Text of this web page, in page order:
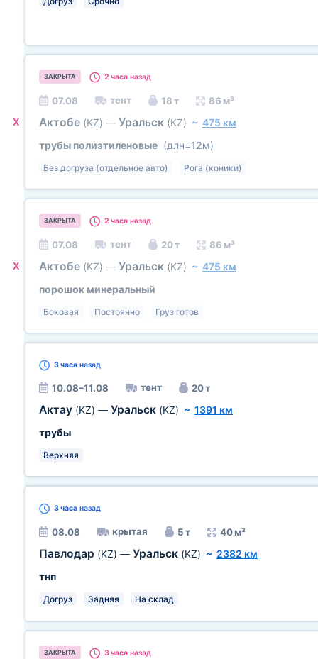
X
ЗАКРЫТА 2 часа назад
07.08 тент 18 т 86 м³
Актобе (KZ) — Уральск (KZ) ~ 475 км
трубы полиэтиленовые (длн=12м)
Без догруза (отдельное авто) Рога (коники)
X
ЗАКРЫТА 2 часа назад
07.08 тент 20 т 86 м³
Актобе (KZ) — Уральск (KZ) ~ 475 км
порошок минеральный
Боковая Постоянно Груз готов
3 часа назад
10.08–11.08 тент 20 т
Актау (KZ) — Уральск (KZ) ~ 1391 км
трубы
Верхняя
3 часа назад
08.08 крытая 5 т 40 м³
Павлодар (KZ) — Уральск (KZ) ~ 2382 км
тнп
Догруз Задняя На склад
ЗАКРЫТА 3 часа назад